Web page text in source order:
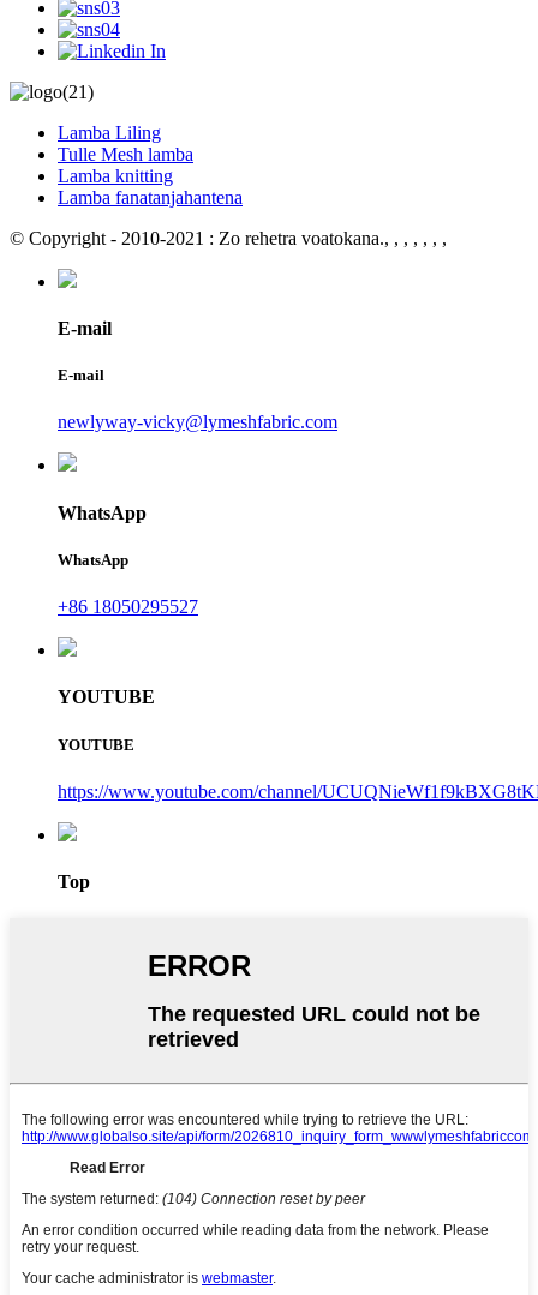
Lamba Liling
Tulle Mesh lamba
Lamba knitting
Lamba fanatanjahantena
© Copyright - 2010-2021 : Zo rehetra voatokana., , , , , , ,
E-mail
E-mail
newlyway-vicky@lymeshfabric.com
WhatsApp
WhatsApp
+86 18050295527
YOUTUBE
YOUTUBE
https://www.youtube.com/channel/
Top